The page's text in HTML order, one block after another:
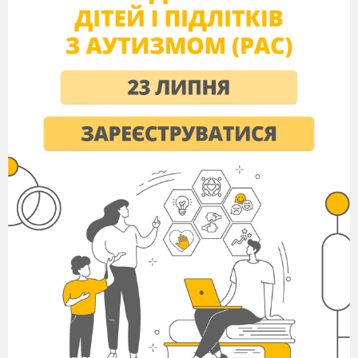
Напис на дошці. «Жодна травинка ні
стелилась по землі, жодна гілка не згибалась
й не росла в горизонтальному положенні.
Все спрямовувалось вверх по прямій лінії,
строго перпендикулярно до поверхні океану.
Водорості, здавалось, застигли у своєї
нерухомості, і щоб пройти, приходилось
розхиляти їх руками, але рослина одразу же